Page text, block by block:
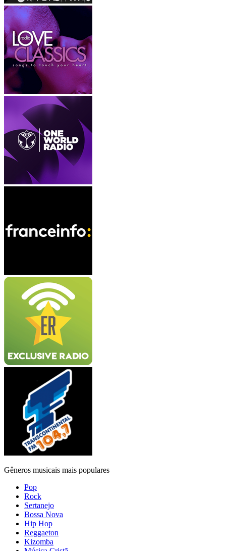
Gêneros musicais mais populares
Pop
Rock
Sertanejo
Bossa Nova
Hip Hop
Reggaeton
Kizomba